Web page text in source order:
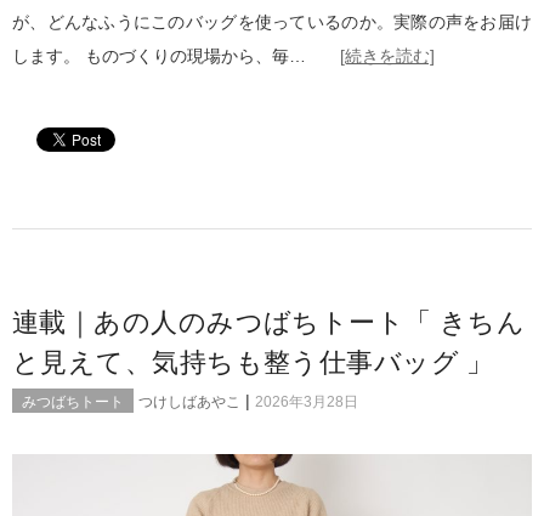
が、どんなふうにこのバッグを使っているのか。実際の声をお届け
します。 ものづくりの現場から、毎… [続きを読む]
連載｜あの人のみつばちトート「 きちん
と見えて、気持ちも整う仕事バッグ 」
みつばちトート つけしばあやこ | 2026年3月28日